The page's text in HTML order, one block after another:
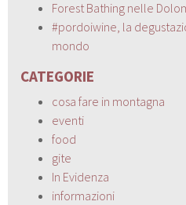
Forest Bathing nelle
#pordoiwine, la
mondo
CATEGORIE
cosa fare in montagna
eventi
food
gite
In Evidenza
informazioni